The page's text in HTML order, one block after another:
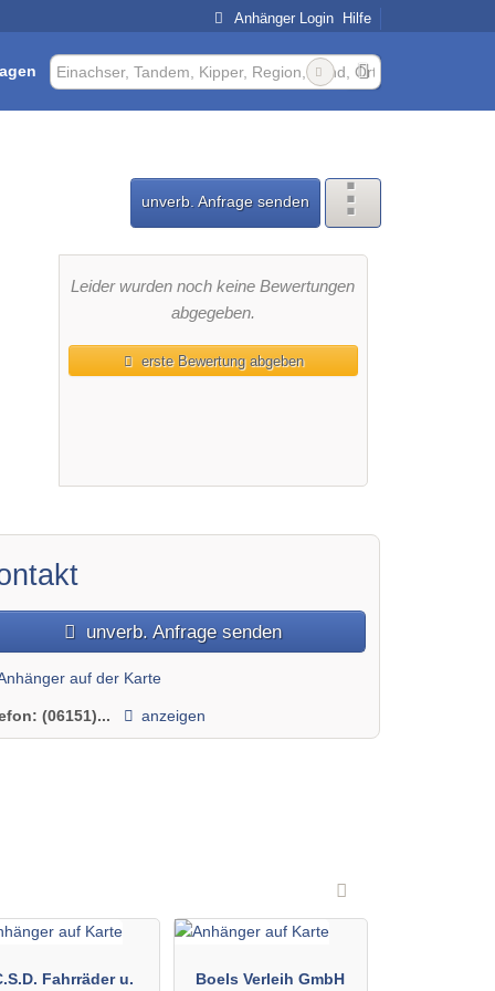
Anhänger Login Hilfe
unverb. Anfrage senden
Leider wurden noch keine Bewertungen
abgegeben.
erste Bewertung abgeben
unverb. Anfrage senden
auf der Karte
(06151)... anzeigen
Fahrräder u.
Boels Verleih GmbH